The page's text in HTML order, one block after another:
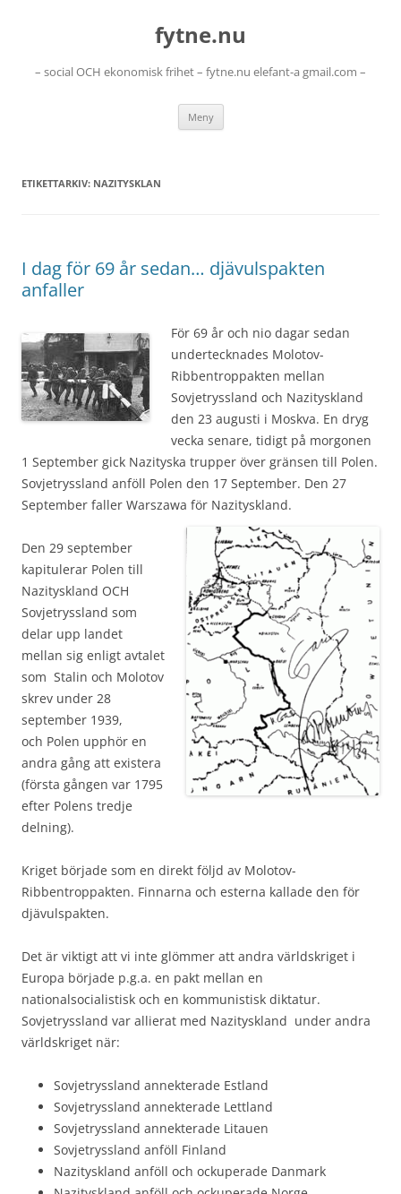
fytne.nu
– social OCH ekonomisk frihet – fytne.nu elefant-a gmail.com –
Meny
ETIKETTARKIV: NAZITYSKLAN
I dag för 69 år sedan… djävulspakten
anfaller
För 69 år och nio dagar sedan
undertecknades Molotov-
Ribbentroppakten mellan
Sovjetryssland och Nazityskland
den 23 augusti i Moskva. En dryg
vecka senare, tidigt på morgonen
1 September gick Nazityska trupper över gränsen till Polen.
Sovjetryssland anföll Polen den 17 September. Den 27
September faller Warszawa för Nazityskland.
Den 29 september
kapitulerar Polen till
Nazityskland OCH
Sovjetryssland som
delar upp landet
mellan sig enligt avtalet
som Stalin och Molotov
skrev under 28
september 1939,
och Polen upphör en
andra gång att existera
(första gången var 1795
efter Polens tredje
delning).
Kriget började som en direkt följd av Molotov-
Ribbentroppakten. Finnarna och esterna kallade den för
djävulspakten.
Det är viktigt att vi inte glömmer att andra världskriget i
Europa började p.g.a. en pakt mellan en
nationalsocialistisk och en kommunistisk diktatur.
Sovjetryssland var allierat med Nazityskland under andra
världskriget när:
Sovjetryssland annekterade Estland
Sovjetryssland annekterade Lettland
Sovjetryssland annekterade Litauen
Sovjetryssland anföll Finland
Nazityskland anföll och ockuperade Danmark